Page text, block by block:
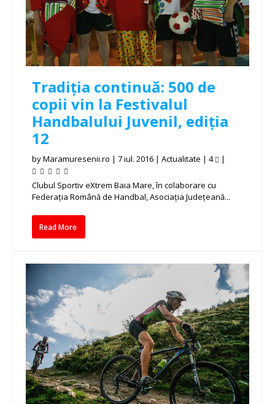
Tradiția continuă: 500 de
copii vin la Festivalul
Handbalului Juvenil, ediția
12
byMaramuresenii.ro |7 iul. 2016 |Actualitate |4 |
Clubul Sportiv eXtrem Baia Mare, în colaborare cu
Federația Română de Handbal, Asociația Județeană...
Read More